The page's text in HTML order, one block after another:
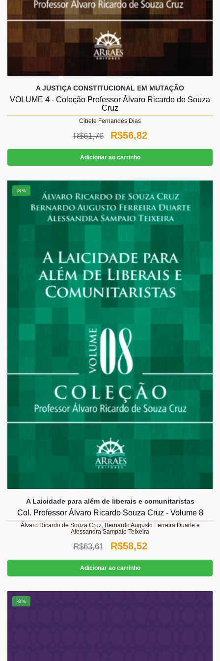
A JUSTIÇA CONSTITUCIONAL EM MUTAÇÃO
VOLUME 4 - Coleção Professor Álvaro Ricardo de Souza
Cruz
Cibele Fernandes Dias
R$61,76
O
preço
original
era:
R$61,76.
R$56,82O
preço
atual
é:
R$56,82.
Adicionar ao carrinho
-8%
A Laicidade para além de liberais e comunitaristas
Col. Professor Álvaro Ricardo Souza Cruz - Volume 8
Álvaro Ricardo de Souza Cruz, Bernardo Augusto Ferreira Duarte e
Alessandra Sampaio Teixeira
R$63,61
O
preço
original
era:
R$58,52O
preço
atual
é:
Adicionar ao carrinho
-8%